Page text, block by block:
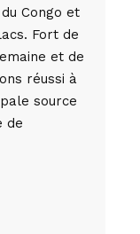
Congo et
Fort de
et de
réussi à
source
de